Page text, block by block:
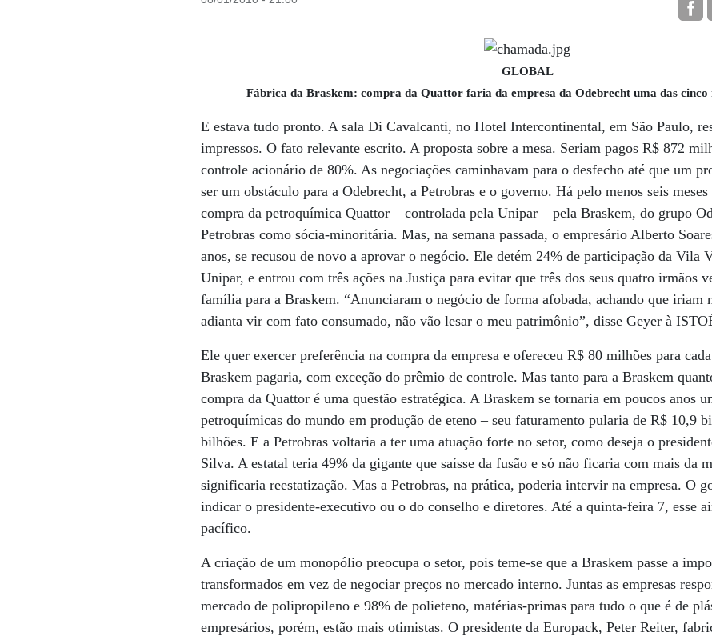
GLOBAL
Fábrica da Braskem: compra da Quattor faria da empresa da Odebrecht uma das cinco
E estava tudo pronto. A sala Di Cavalcanti, no Hotel Intercontinental, em São Paulo,
impressos. O fato relevante escrito. A proposta sobre a mesa. Seriam pagos R$ 872
controle acionário de 80%. As negociações caminhavam para o desfecho até que um
ser um obstáculo para a Odebrecht, a Petrobras e o governo. Há pelo menos seis
compra da petroquímica Quattor – controlada pela Unipar – pela Braskem, do grupo
Petrobras como sócia-minoritária. Mas, na semana passada, o empresário Alberto
anos, se recusou de novo a aprovar o negócio. Ele detém 24% de participação da Vila
Unipar, e entrou com três ações na Justiça para evitar que três dos seus quatro irmãos
família para a Braskem. “Anunciaram o negócio de forma afobada, achando que iriam
adianta vir com fato consumado, não vão lesar o meu patrimônio”, disse Geyer à
Ele quer exercer preferência na compra da empresa e ofereceu R$ 80 milhões para
Braskem pagaria, com exceção do prêmio de controle. Mas tanto para a Braskem
compra da Quattor é uma questão estratégica. A Braskem se tornaria em poucos anos
petroquímicas do mundo em produção de eteno – seu faturamento pularia de R$ 10,9
bilhões. E a Petrobras voltaria a ter uma atuação forte no setor, como deseja o
Silva. A estatal teria 49% da gigante que saísse da fusão e só não ficaria com mais da
significaria reestatização. Mas a Petrobras, na prática, poderia intervir na empresa. O
indicar o presidente-executivo ou o do conselho e diretores. Até a quinta-feira 7, esse
pacífico.
A criação de um monopólio preocupa o setor, pois teme-se que a Braskem passe a
transformados em vez de negociar preços no mercado interno. Juntas as empresas
mercado de polipropileno e 98% de polieteno, matérias-primas para tudo o que é de
empresários, porém, estão mais otimistas. O presidente da Europack, Peter Reiter,